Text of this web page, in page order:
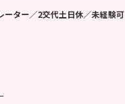
ーター／2交代土日休／未経験可